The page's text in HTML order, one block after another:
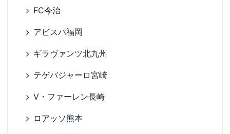
FC今治
アビスパ福岡
ギラヴァンツ北九州
テゲバジャーロ宮崎
V・ファーレン長崎
ロアッソ熊本